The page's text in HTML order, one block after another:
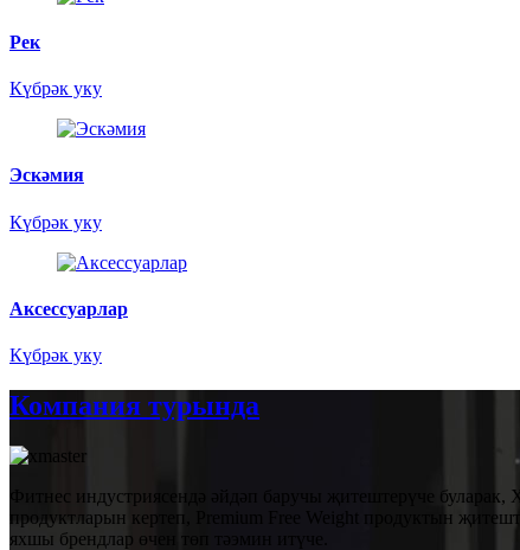
Рек
Күбрәк уку
Эскәмия
Күбрәк уку
Аксессуарлар
Күбрәк уку
Компания турында
Фитнес индустриясендә әйдәп баручы җитештерүче
продуктларын кертеп, Premium Free Weight продуктын
яхшы брендлар өчен төп тәэмин итүче.